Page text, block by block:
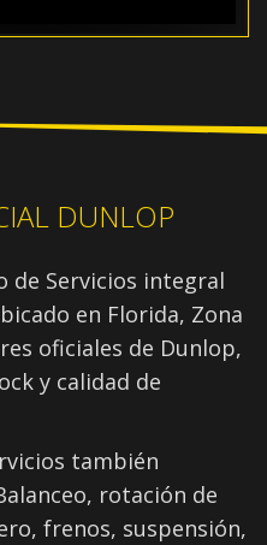
DUNLOP
de Servicios integral
en Florida, Zona
oficiales de Dunlop,
y calidad de
también
rotación de
frenos, suspensión,